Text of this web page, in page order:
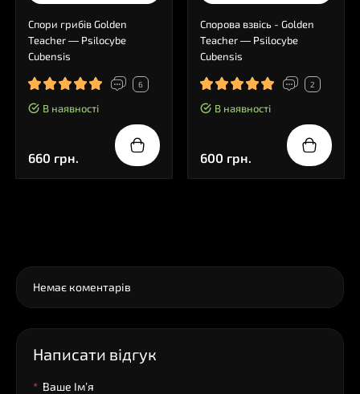
Спори грибів Golden
Teacher — Psilocybe
Cubensis
6
В наявності
660 грн.
Спорова взвісь - Golden
Teacher — Psilocybe
Cubensis
2
В наявності
600 грн.
Немає коментарів
Написати відгук
Ваше Iм’я